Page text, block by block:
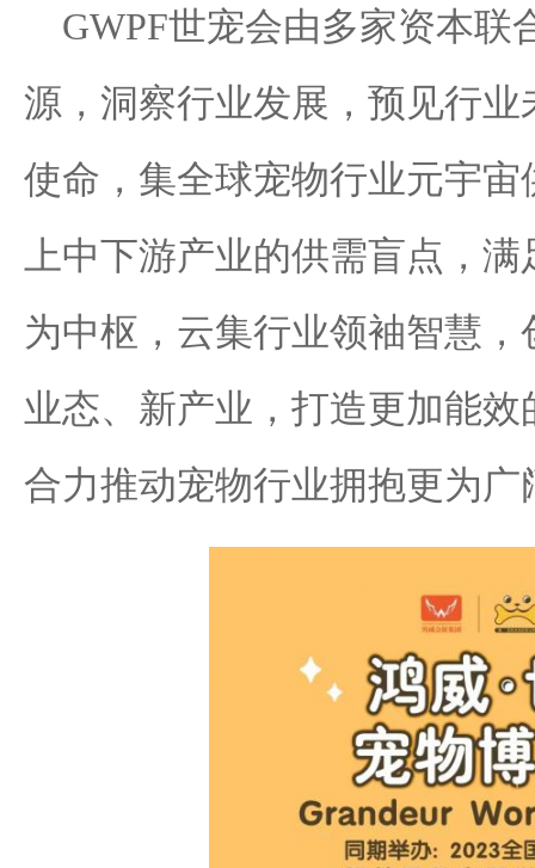
GWPF世宠会由多家资本
源，洞察行业发展，预见行
使命，集全球宠物行业元宇
上中下游产业的供需盲点，
为中枢，云集行业领袖智慧
业态、新产业，打造更加能
合力推动宠物行业拥抱更为广